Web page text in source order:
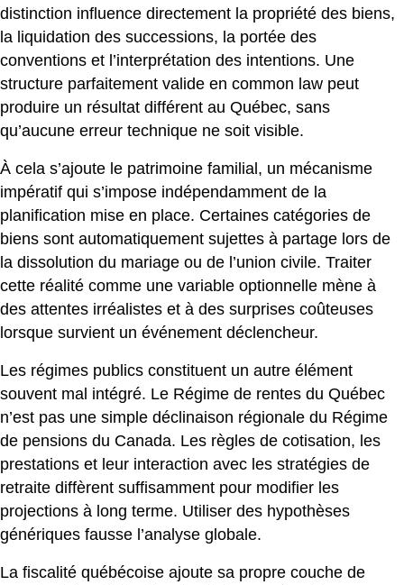
distinction influence directement la propriété des biens,
la liquidation des successions, la portée des
conventions et l’interprétation des intentions. Une
structure parfaitement valide en common law peut
produire un résultat différent au Québec, sans
qu’aucune erreur technique ne soit visible.
À cela s’ajoute le patrimoine familial, un mécanisme
impératif qui s’impose indépendamment de la
planification mise en place. Certaines catégories de
biens sont automatiquement sujettes à partage lors de
la dissolution du mariage ou de l’union civile. Traiter
cette réalité comme une variable optionnelle mène à
des attentes irréalistes et à des surprises coûteuses
lorsque survient un événement déclencheur.
Les régimes publics constituent un autre élément
souvent mal intégré. Le Régime de rentes du Québec
n’est pas une simple déclinaison régionale du Régime
de pensions du Canada. Les règles de cotisation, les
prestations et leur interaction avec les stratégies de
retraite diffèrent suffisamment pour modifier les
projections à long terme. Utiliser des hypothèses
génériques fausse l’analyse globale.
La fiscalité québécoise ajoute sa propre couche de